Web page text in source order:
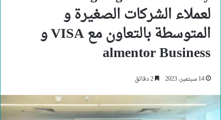
لعملاء الشركات الصغيرة و
المتوسطة بالتعاون مع VISA و
almentor Business
14 سبتمبر، 2023